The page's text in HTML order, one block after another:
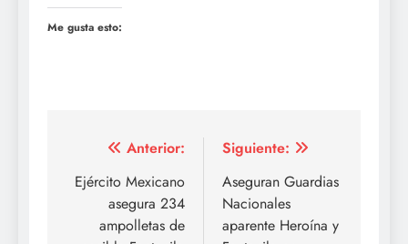
Me gusta esto:
Navegación
de
entradas
Anterior:
Ejército Mexicano
asegura 234
ampolletas de
Siguiente:
Aseguran Guardias
Nacionales
aparente Heroína y